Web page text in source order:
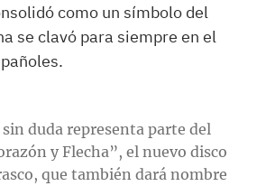
como un símbolo del
se clavó para siempre en el
duda representa parte del
y Flecha”, el nuevo disco
que también dará nombre